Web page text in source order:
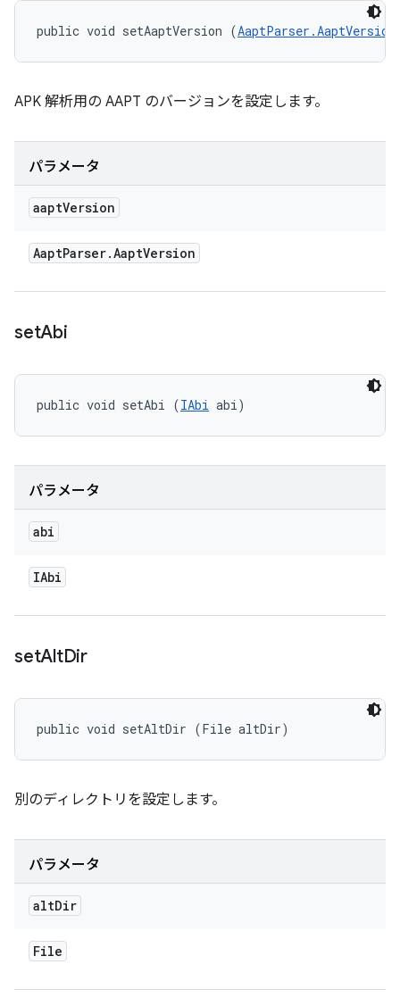
public void setAaptVersion (AaptParser.AaptVersion
APK 解析用の AAPT のバージョンを設定します。
パラメータ
aaptVersion
AaptParser.AaptVersion
setAbi
public void setAbi (IAbi abi)
パラメータ
abi
IAbi
setAltDir
public void setAltDir (File altDir)
別のディレクトリを設定します。
パラメータ
altDir
File